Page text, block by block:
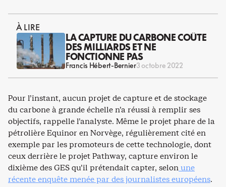
À LIRE
LA CAPTURE DU CARBONE COÛTE
DES MILLIARDS ET NE
FONCTIONNE PAS
Francis Hébert-Bernier3 octobre 2022
Pour l’instant, aucun projet de capture et de stockage
du carbone à grande échelle n’a réussi à remplir ses
objectifs, rappelle l’analyste. Même le projet phare de la
pétrolière Equinor en Norvège, régulièrement cité en
exemple par les promoteurs de cette technologie, dont
ceux derrière le projet Pathway, capture environ le
dixième des GES qu’il prétendait capter, selonune
récente enquête menée par des journalistes européens.